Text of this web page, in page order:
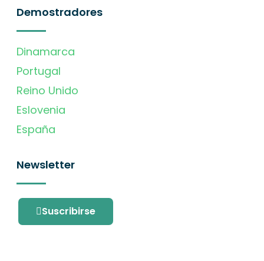
Demostradores
Dinamarca
Portugal
Reino Unido
Eslovenia
España
Newsletter
Suscribirse